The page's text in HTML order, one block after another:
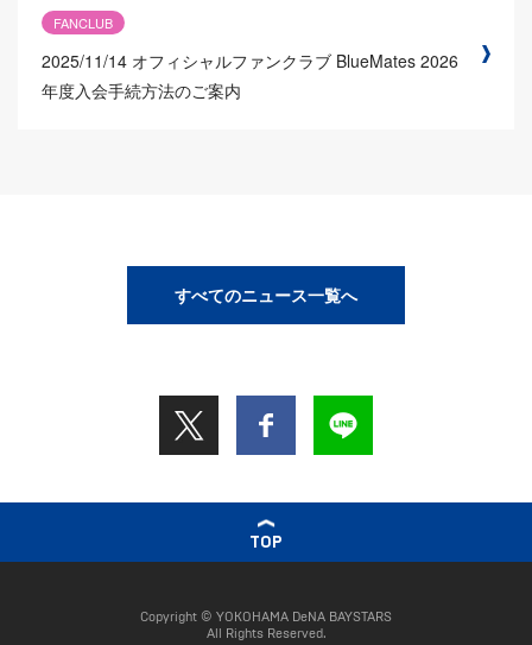
FANCLUB
2025/11/14 オフィシャルファンクラブ BlueMates 2026
年度入会手続方法のご案内
すべてのニュース一覧へ
TOP
Copyright © YOKOHAMA DeNA BAYSTARS
All Rights Reserved.